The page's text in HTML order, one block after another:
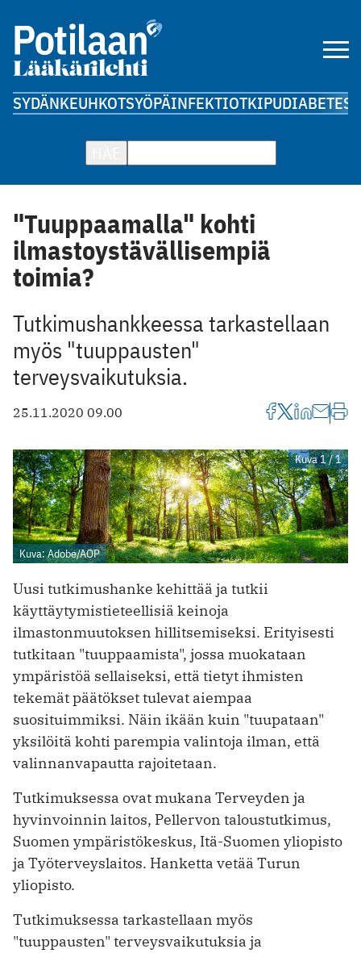
SYDÄNKEUHKOTSYÖPÄINFEKTIOTKIPUDIABETES
"Tuuppaamalla" kohti
ilmastoystävällisempiä
toimia?
Tutkimushankkeessa tarkastellaan
myös "tuuppausten"
terveysvaikutuksia.
25.11.2020 09.00
Kuva 1 / 1
Kuva: Adobe/AOP
Uusi tutkimushanke kehittää ja tutkii
käyttäytymistieteellisiä keinoja
ilmastonmuutoksen hillitsemiseksi. Erityisesti
tutkitaan "tuuppaamista", jossa muokataan
ympäristöä sellaiseksi, että tietyt ihmisten
tekemät päätökset tulevat aiempaa
suosituimmiksi. Näin ikään kuin "tuupataan"
yksilöitä kohti parempia valintoja ilman, että
valinnanvapautta rajoitetaan.
Tutkimuksessa ovat mukana Terveyden ja
hyvinvoinnin laitos, Pellervon taloustutkimus,
Suomen ympäristökeskus, Itä-Suomen yliopisto
ja Työterveyslaitos. Hanketta vetää Turun
yliopisto.
Tutkimuksessa tarkastellaan myös
"tuuppausten" terveysvaikutuksia ja